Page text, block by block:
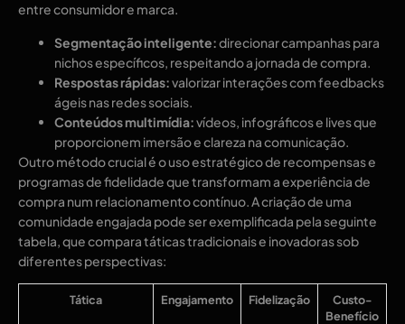
entre consumidor e marca.
Segmentação inteligente:direcionar campanhas para
nichos específicos, respeitando a jornada de compra.
Respostas rápidas:valorizar interações com feedbacks
ágeis nas redes sociais.
Conteúdos multimídia:vídeos, infográficos e lives que
proporcionem imersão e clareza na comunicação.
Outro método crucial é o uso estratégico de recompensas e
programas de fidelidade que transformam a experiência de
compra num relacionamento contínuo. A criação de uma
comunidade engajada pode ser exemplificada pela seguinte
tabela, que compara táticas tradicionais e inovadoras sob
diferentes perspectivas:
Tática Engajamento Fidelização
Custo-
Benefício